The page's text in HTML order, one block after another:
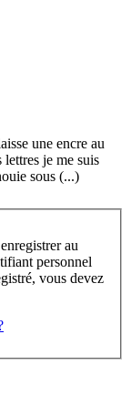
une encre au
je me suis
sous (...)